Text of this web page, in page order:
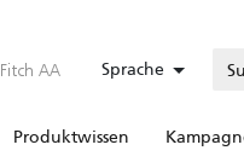
Fitch AA Sprache
Produktwissen